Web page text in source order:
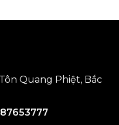
Quang Phiệt, Bắc